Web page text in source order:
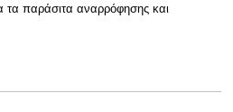
τα παράσιτα αναρρόφησης και